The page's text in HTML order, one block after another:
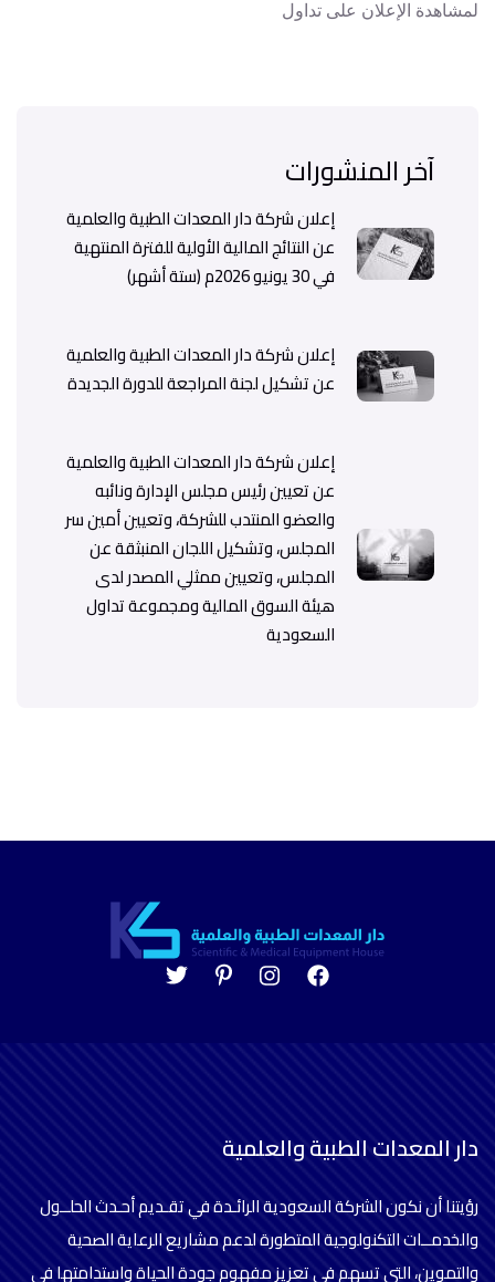
لمشاهدة الإعلان على تداول
آخر المنشورات
إعلان شركة دار المعدات الطبية والعلمية
عن النتائج المالية الأولية للفترة المنتهية
في 30 يونيو 2026م (ستة أشهر)
إعلان شركة دار المعدات الطبية والعلمية
عن تشكيل لجنة المراجعة للدورة الجديدة
إعلان شركة دار المعدات الطبية والعلمية
عن تعيين رئيس مجلس الإدارة ونائبه
والعضو المنتدب للشركة، وتعيين أمين سر
المجلس، وتشكيل اللجان المنبثقة عن
المجلس، وتعيين ممثلي المصدر لدى
هيئة السوق المالية ومجموعة تداول
السعودية
دار المعدات الطبية والعلمية
رؤيتنا أن نكون الشركة السعودية الرائـدة في تقـديم أحـدث الحلــول
والخدمــات التكنولوجية المتطورة لدعم مشاريع الرعاية الصحية
والتموين، التي تسهم في تعزيز مفهوم جودة الحياة واستدامتها في